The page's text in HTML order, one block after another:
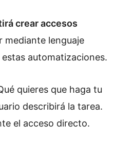
crear accesos
mediante lenguaje
automatizaciones.
quieres que haga tu
describirá la tarea.
el acceso directo.